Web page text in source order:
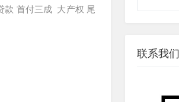
首付三成 大产权 尾
联系我们